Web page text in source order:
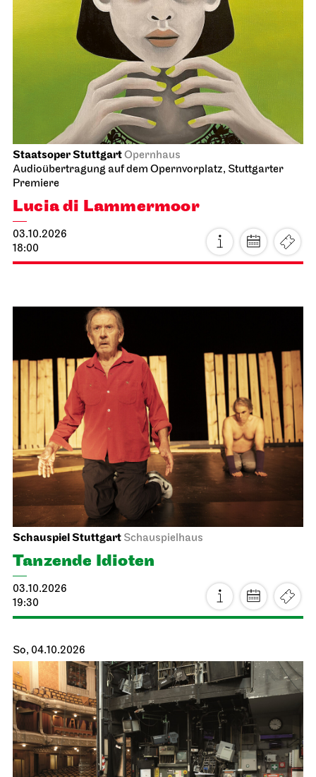
Staatsoper StuttgartOpernhaus
Audioübertragung auf dem Opernvorplatz, Stuttgarter
Premiere
Lucia di Lammermoor
03.10.2026
18:00
Schauspiel Stuttgart Schauspielhaus
Tanzende Idioten
03.10.2026
19:30
So, 04.10.2026